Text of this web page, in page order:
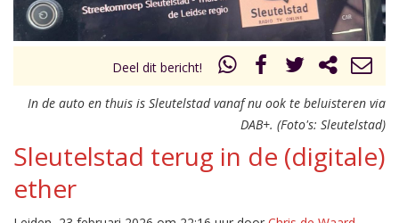
Deel dit bericht!
In de auto en thuis is Sleutelstad vanaf nu ook te beluisteren via
DAB+. (Foto's: Sleutelstad)
Sleutelstad terug in de (digitale)
ether